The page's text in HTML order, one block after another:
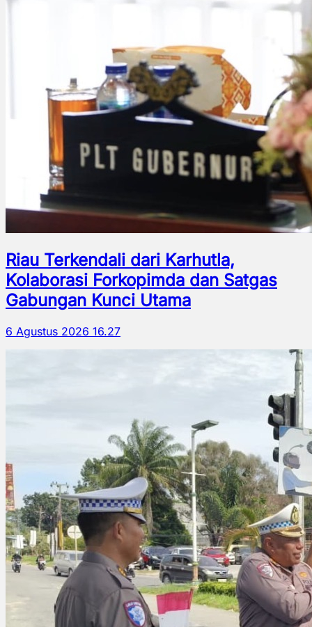
Riau Terkendali dari Karhutla,
Kolaborasi Forkopimda dan Satgas
Gabungan Kunci Utama
6 Agustus 2026 16.27